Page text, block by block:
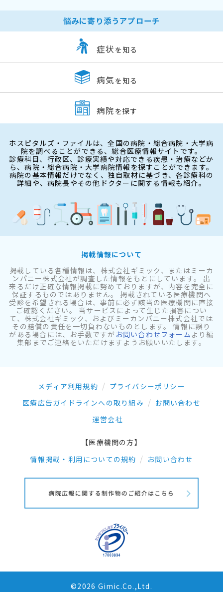
悩みに寄り添うアプローチ
症状 を知る
病気 を知る
病院 を探す
ホスピタルズ・ファイルは、全国の病院・総合病院・大学病
院を調べることができる、総合医療情報サイトです。
診療科目、行政区、診療実績や対応できる疾患・治療などか
ら、病院・総合病院・大学病院情報を探すことができます。
病院の基本情報だけでなく、独自取材に基づき、各診療科の
詳細や、病院長やその他ドクターに関する情報も紹介。
掲載情報について
掲載している各種情報は、株式会社ギミック、またはミーカ
ンパニー株式会社が調査した情報をもとにしています。 出
来るだけ正確な情報掲載に努めておりますが、内容を完全に
保証するものではありません。 掲載されている医療機関へ
受診を希望される場合は、事前に必ず該当の医療機関に直接
ご確認ください。 当サービスによって生じた損害につい
て、株式会社ギミック、およびミーカンパニー株式会社では
その賠償の責任を一切負わないものとします。 情報に誤り
がある場合には、お手数ですが お問い合わせフォーム より編
集部までご連絡をいただけますようお願いいたします。
メディア利用規約
プライバシーポリシー
医療広告ガイドラインへの取り組み
お問い合わせ
運営会社
【医療機関の方】
情報掲載・利用についての規約
お問い合わせ
©2026 Gimic.Co.,Ltd.